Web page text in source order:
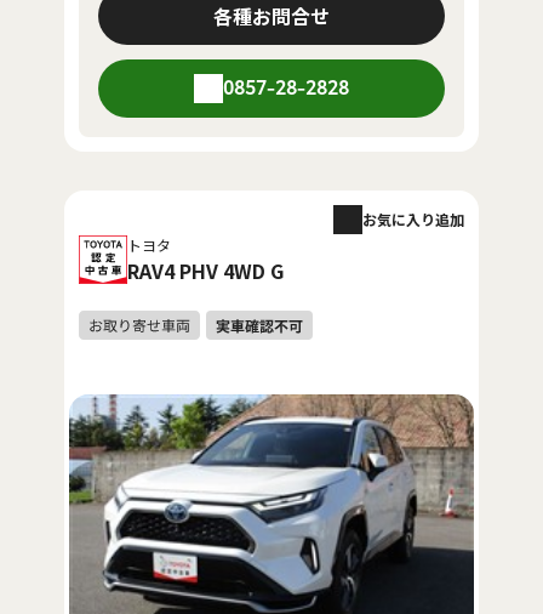
各種お問合せ
0857-28-2828
トヨタ
RAV4 PHV 4WD G
お気に入り追加